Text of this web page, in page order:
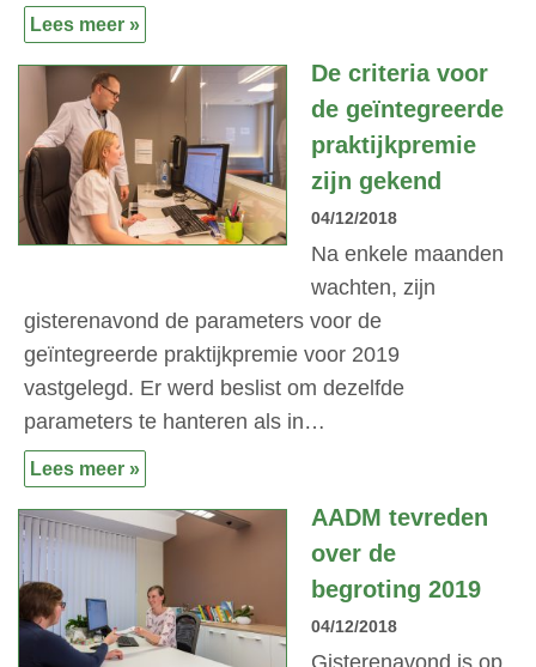
Lees meer »
De criteria voor
de geïntegreerde
praktijkpremie
zijn gekend
04/12/2018
Na enkele maanden
wachten, zijn
gisterenavond de parameters voor de
geïntegreerde praktijkpremie voor 2019
vastgelegd. Er werd beslist om dezelfde
parameters te hanteren als in…
Lees meer »
AADM tevreden
over de
begroting 2019
04/12/2018